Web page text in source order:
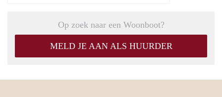
Op zoek naar een Woonboot?
MELD JE AAN ALS HUURDER